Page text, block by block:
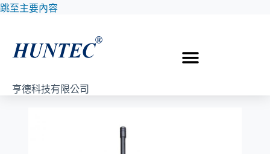
跳至主要內容
亨德科技有限公司